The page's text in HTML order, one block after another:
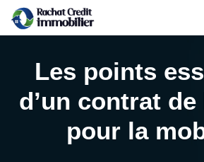
Les points
d’un contrat
pour la